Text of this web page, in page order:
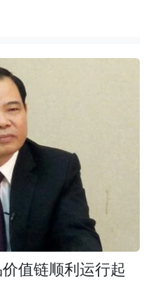
值链顺利运行起